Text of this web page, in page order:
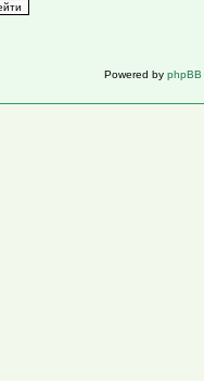
Powered by phpBB